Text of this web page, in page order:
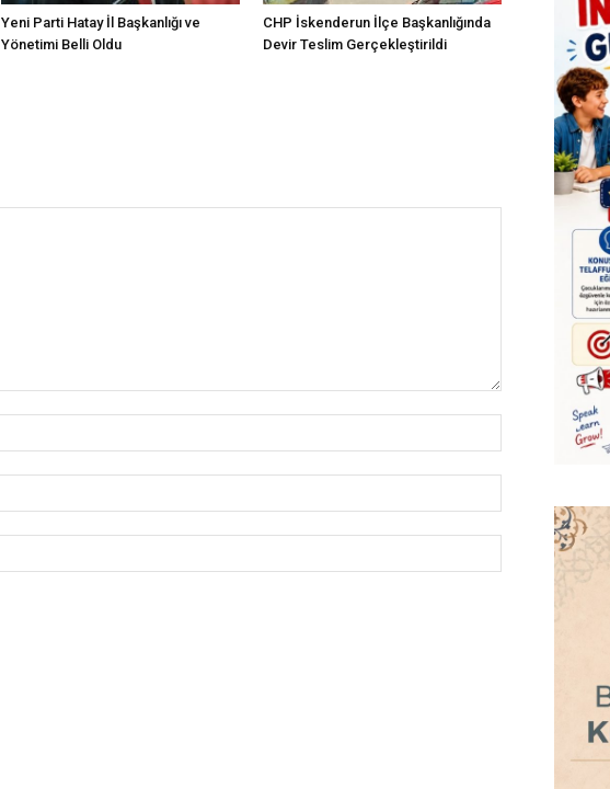
Yeni Parti Hatay İl Başkanlığı ve
Yönetimi Belli Oldu
CHP İskenderun İlçe Başkanlığında
Devir Teslim Gerçekleştirildi